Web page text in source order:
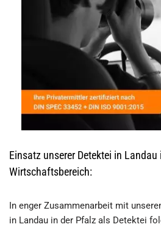
Einsatz unserer Detektei in
Wirtschaftsbereich:
In enger Zusammenarbeit mit
in Landau in der Pfalz als Detektei